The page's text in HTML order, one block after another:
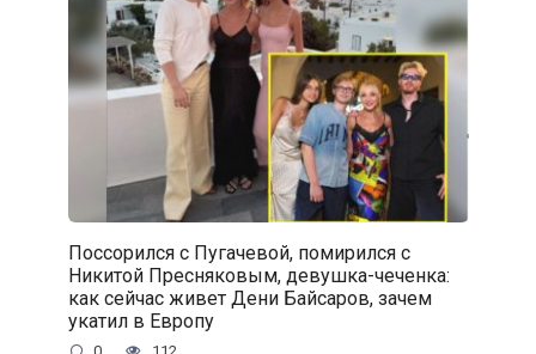
Поссорился с Пугачевой, помирился с
Никитой Пресняковым, девушка-чеченка:
как сейчас живет Дени Байсаров, зачем
укатил в Европу